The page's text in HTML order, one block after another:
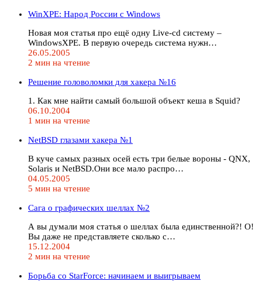
WinXPE: Народ России с Windows
Новая моя статья про ещё одну Live-cd систему –
WindowsXPE. В первую очередь система нужн…
26.05.2005
2 мин на чтение
Решение головоломки для хакера №16
1. Как мне найти самый большой объект кеша в Squid?
06.10.2004
1 мин на чтение
NetBSD глазами хакера №1
В куче самых разных осей есть три белые вороны - QNX,
Solaris и NetBSD.Они все мало распро…
04.05.2005
5 мин на чтение
Сага о графических шеллах №2
А вы думали моя статья о шеллах была единственной?! О!
Вы даже не представляете сколько с…
15.12.2004
2 мин на чтение
Борьба со StarForce: начинаем и выигрываем